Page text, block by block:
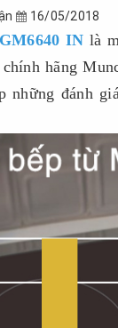
16/05/2018
IN là
hãng
những đánh